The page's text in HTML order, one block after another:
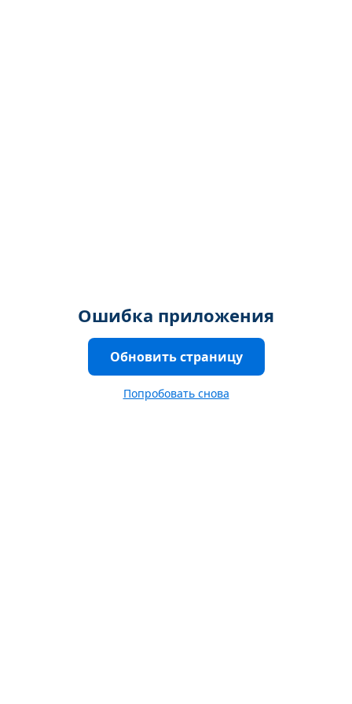
Ошибка приложения
Обновить страницу
Попробовать снова